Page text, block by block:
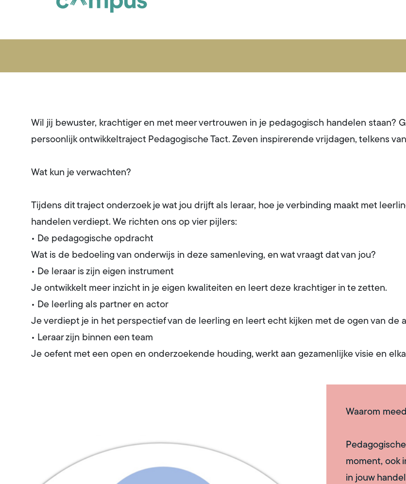
Wil jij bewuster, krachtiger en met meer vertrouwen in je pedagogisch handelen staan?
persoonlijk ontwikkeltraject Pedagogische Tact. Zeven inspirerende vrijdagen, telkens
Wat kun je verwachten?
Tijdens dit traject onderzoek je wat jou drijft als leraar, hoe je verbinding maakt met
handelen verdiept. We richten ons op vier pijlers:
• De pedagogische opdracht
Wat is de bedoeling van onderwijs in deze samenleving, en wat vraagt dat van jou?
• De leraar is zijn eigen instrument
Je ontwikkelt meer inzicht in je eigen kwaliteiten en leert deze krachtiger in te zetten.
• De leerling als partner en actor
Je verdiept je in het perspectief van de leerling en leert echt kijken met de ogen van de
• Leraar zijn binnen een team
Je oefent met een open en onderzoekende houding, werkt aan gezamenlijke visie en
Waarom
moment, ook
in jouw